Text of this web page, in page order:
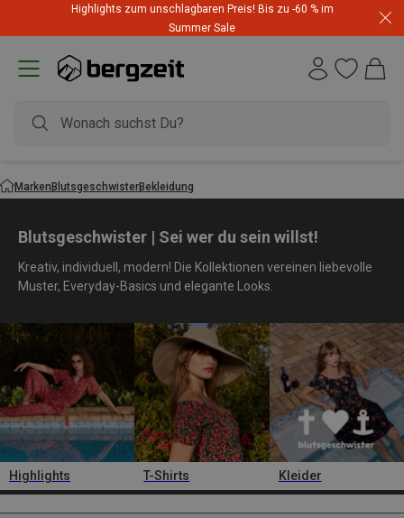
Highlights zum unschlagbaren Preis! Bis zu -60 % im
Summer Sale
MarkenBlutsgeschwisterBekleidung
Blutsgeschwister | Sei wer du sein willst!
Kreativ, individuell, modern! Die Kollektionen vereinen liebevolle
Muster, Everyday-Basics und elegante Looks.
Highlights T-Shirts Kleider